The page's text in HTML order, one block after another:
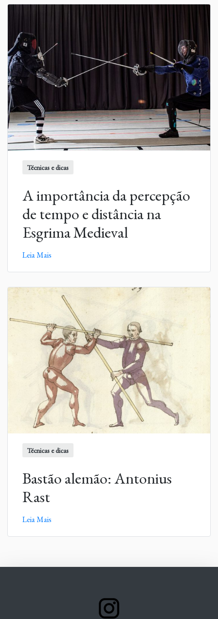
Técnicas e dicas
A importância da percepção
de tempo e distância na
Esgrima Medieval
Leia Mais
Técnicas e dicas
Bastão alemão: Antonius
Rast
Leia Mais